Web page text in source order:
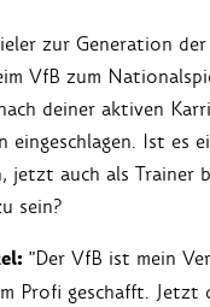
zur Generation
VfB zum
deiner aktiven
eingeschlagen. Ist es
jetzt auch als Trainer
sein?
"Der VfB ist mein
Profi geschafft. Jetzt